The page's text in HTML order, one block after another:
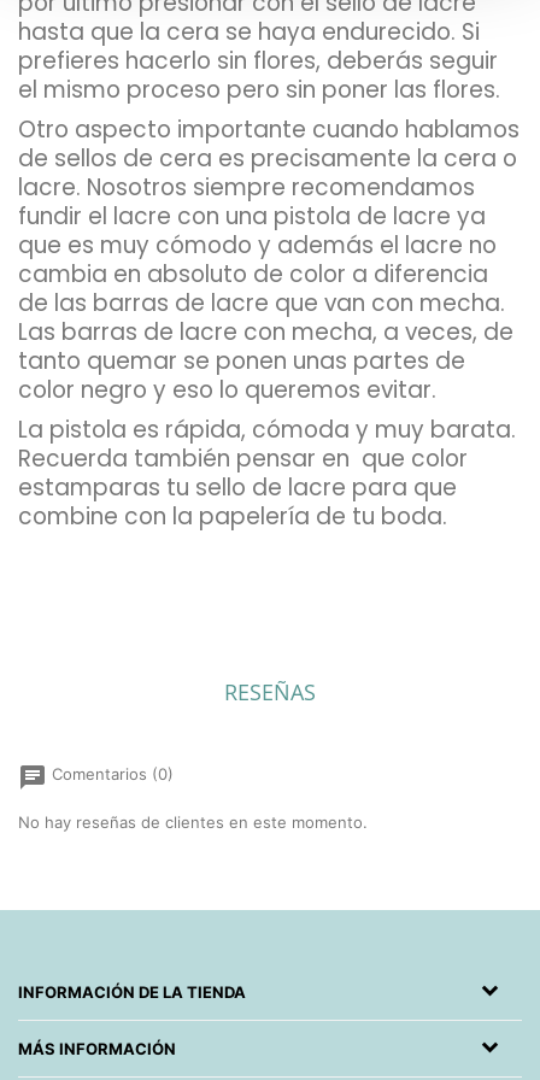
hasta que la cera se haya endurecido. Si
prefieres hacerlo sin flores, deberás seguir
el mismo proceso pero sin poner las flores.
Otro aspecto importante cuando hablamos
de sellos de cera es precisamente la cera o
lacre. Nosotros siempre recomendamos
fundir el lacre con una pistola de lacre ya
que es muy cómodo y además el lacre no
cambia en absoluto de color a diferencia
de las barras de lacre que van con mecha.
Las barras de lacre con mecha, a veces, de
tanto quemar se ponen unas partes de
color negro y eso lo queremos evitar.
La pistola es rápida, cómoda y muy barata.
Recuerda también pensar en que color
estamparas tu sello de lacre para que
combine con la papelería de tu boda.
RESEÑAS
chat Comentarios (0)
No hay reseñas de clientes en este momento.
INFORMACIÓN DE LA TIENDA
MÁS INFORMACIÓN